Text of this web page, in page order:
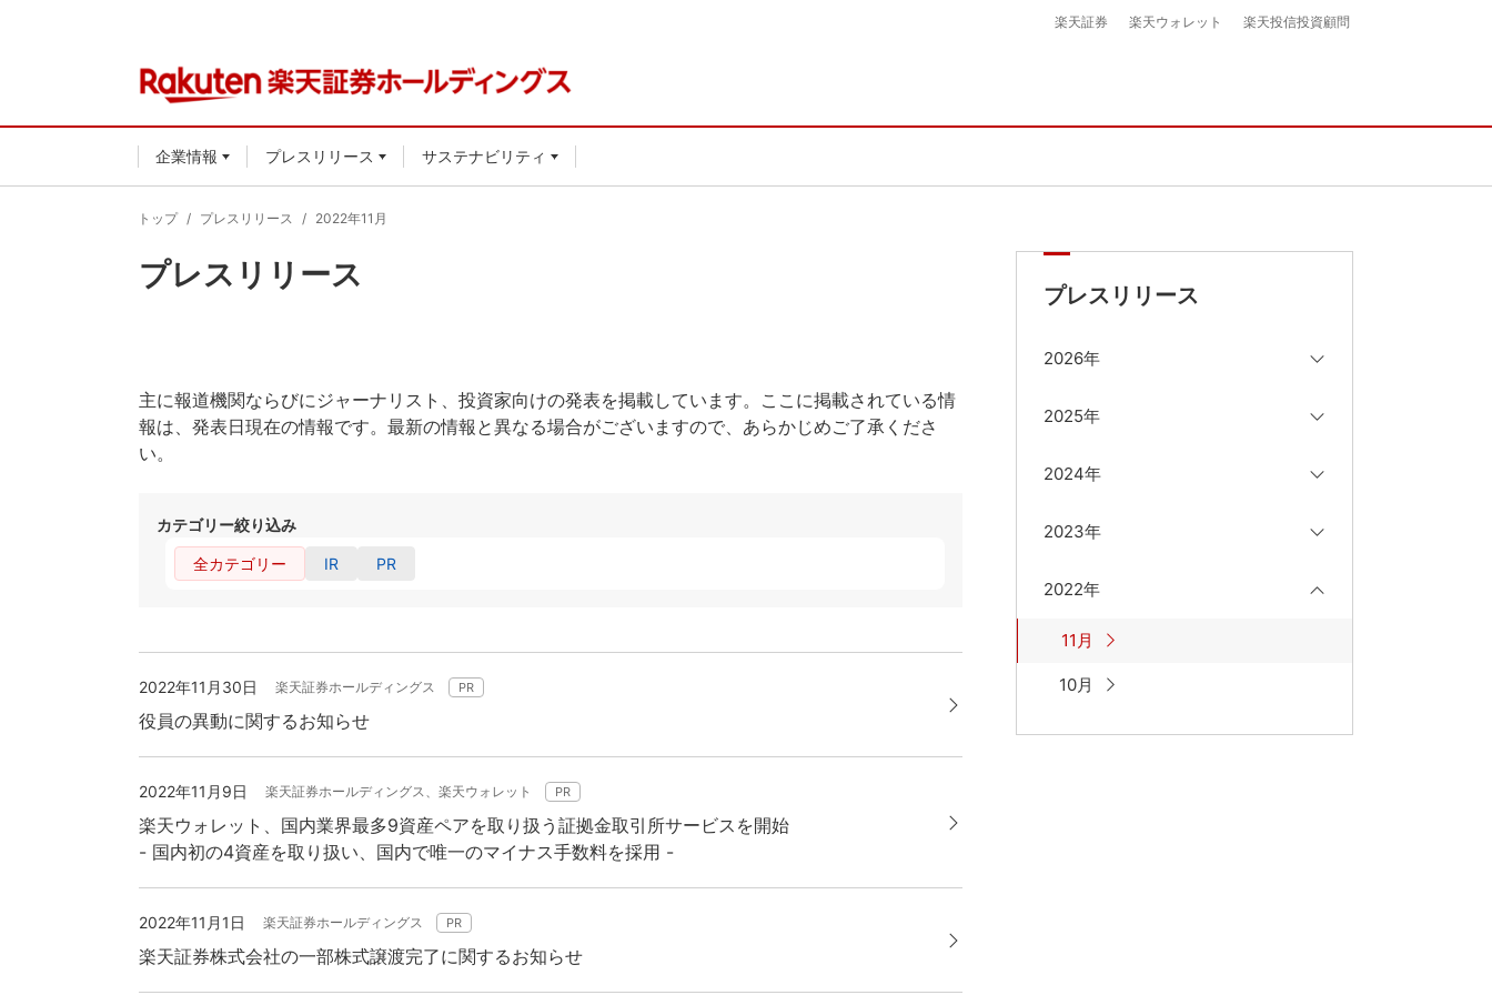
企業情報 プレスリリース サステナビリティ
楽天証券 楽天ウォレット 楽天投信投資顧問
トップ プレスリリース 2022年11月
プレスリリース
主に報道機関ならびにジャーナリスト、投資家向けの発表を掲載しています。ここに掲載されている情
報は、発表日現在の情報です。最新の情報と異なる場合がございますので、あらかじめご了承くださ
い。
カテゴリー絞り込み
全カテゴリー IR PR
2022年11月30日 楽天証券ホールディングス PR
役員の異動に関するお知らせ
2022年11月9日 楽天証券ホールディングス、楽天ウォレット PR
楽天ウォレット、国内業界最多9資産ペアを取り扱う証拠金取引所サービスを開始
- 国内初の4資産を取り扱い、国内で唯一のマイナス手数料を採用 -
2022年11月1日 楽天証券ホールディングス PR
楽天証券株式会社の一部株式譲渡完了に関するお知らせ
プレスリリース
2026年
2025年
2024年
2023年
2022年
11月
10月